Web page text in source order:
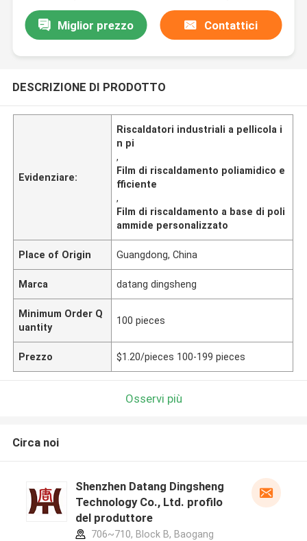
Miglior prezzo Contattici
DESCRIZIONE DI PRODOTTO
Evidenziare:
Riscaldatori industriali a pellicola i
n pi
,
Film di riscaldamento poliamidico e
fficiente
,
Film di riscaldamento a base di poli
ammide personalizzato
Place of Origin Guangdong, China
Marca datang dingsheng
Minimum Order Q
uantity
100 pieces
Prezzo $1.20/pieces 100-199 pieces
Osservi più
Circa noi
Shenzhen Datang Dingsheng
Technology Co., Ltd. profilo
del produttore
706~710, Block B, Baogang